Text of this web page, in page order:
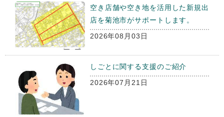
空き店舗や空き地を活用した新規出
店を菊池市がサポートします。
2026年08月03日
しごとに関する支援のご紹介
2026年07月21日